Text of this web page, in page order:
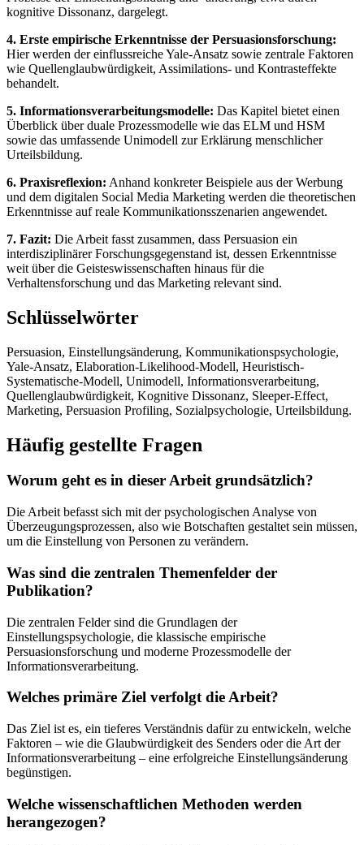
kognitive Dissonanz, dargelegt.
4. Erste empirische Erkenntnisse der Persuasionsforschung:
Hier werden der einflussreiche Yale-Ansatz sowie zentrale Faktoren
wie Quellenglaubwürdigkeit, Assimilations- und Kontrasteffekte
behandelt.
5. Informationsverarbeitungsmodelle: Das Kapitel bietet einen
Überblick über duale Prozessmodelle wie das ELM und HSM
sowie das umfassende Unimodell zur Erklärung menschlicher
Urteilsbildung.
6. Praxisreflexion: Anhand konkreter Beispiele aus der Werbung
und dem digitalen Social Media Marketing werden die theoretischen
Erkenntnisse auf reale Kommunikationsszenarien angewendet.
7. Fazit: Die Arbeit fasst zusammen, dass Persuasion ein
interdisziplinärer Forschungsgegenstand ist, dessen Erkenntnisse
weit über die Geisteswissenschaften hinaus für die
Verhaltensforschung und das Marketing relevant sind.
Schlüsselwörter
Persuasion, Einstellungsänderung, Kommunikationspsychologie,
Yale-Ansatz, Elaboration-Likelihood-Modell, Heuristisch-
Systematische-Modell, Unimodell, Informationsverarbeitung,
Quellenglaubwürdigkeit, Kognitive Dissonanz, Sleeper-Effect,
Marketing, Persuasion Profiling, Sozialpsychologie, Urteilsbildung.
Häufig gestellte Fragen
Worum geht es in dieser Arbeit grundsätzlich?
Die Arbeit befasst sich mit der psychologischen Analyse von
Überzeugungsprozessen, also wie Botschaften gestaltet sein müssen,
um die Einstellung von Personen zu verändern.
Was sind die zentralen Themenfelder der
Publikation?
Die zentralen Felder sind die Grundlagen der
Einstellungspsychologie, die klassische empirische
Persuasionsforschung und moderne Prozessmodelle der
Informationsverarbeitung.
Welches primäre Ziel verfolgt die Arbeit?
Das Ziel ist es, ein tieferes Verständnis dafür zu entwickeln, welche
Faktoren – wie die Glaubwürdigkeit des Senders oder die Art der
Informationsverarbeitung – eine erfolgreiche Einstellungsänderung
begünstigen.
Welche wissenschaftlichen Methoden werden
herangezogen?